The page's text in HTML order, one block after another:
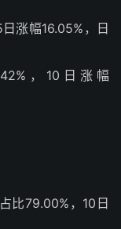
涨幅16.05%，日
，10日涨幅
比79.00%，10日